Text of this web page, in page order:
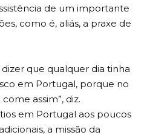
de um importante
como é, aliás, a praxe de
que qualquer dia tinha
em Portugal, porque no
assim”, diz.
em Portugal aos poucos
a missão da